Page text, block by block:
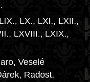
LX., LXI., LXII.,
LXVIII., LXIX.,
Veselé
Radost,